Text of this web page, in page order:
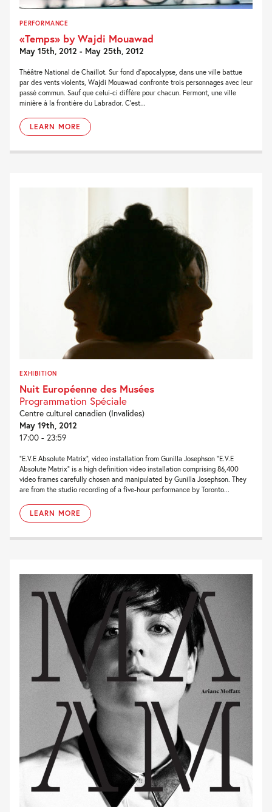
PERFORMANCE
«Temps» by Wajdi Mouawad
May 15th, 2012 - May 25th, 2012
Théâtre National de Chaillot. Sur fond d’apocalypse, dans une ville battue
par des vents violents, Wajdi Mouawad confronte trois personnages avec leur
passé commun. Sauf que celui-ci diffère pour chacun. Fermont, une ville
minière à la frontière du Labrador. C’est...
LEARN MORE
EXHIBITION
Nuit Européenne des Musées
Programmation Spéciale
Centre culturel canadien (Invalides)
May 19th, 2012
17:00 - 23:59
“E.V.E Absolute Matrix”, video installation from Gunilla Josephson “E.V.E
Absolute Matrix” is a high definition video installation comprising 86,400
video frames carefully chosen and manipulated by Gunilla Josephson. They
are from the studio recording of a five-hour performance by Toronto...
LEARN MORE